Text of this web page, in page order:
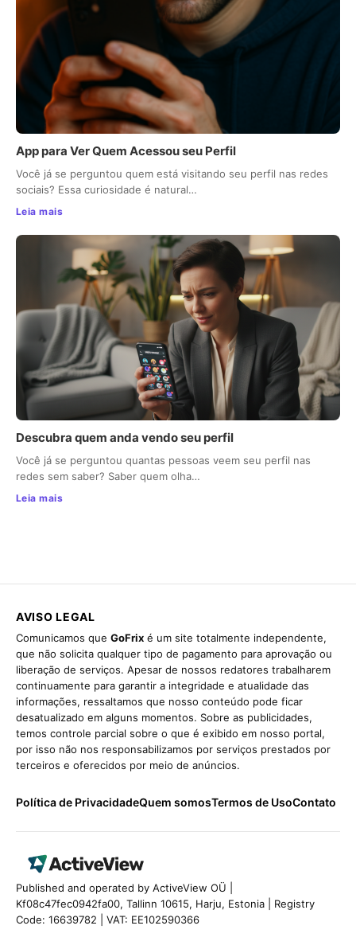
App para Ver Quem Acessou seu Perfil
Você já se perguntou quem está visitando seu perfil nas redes
sociais? Essa curiosidade é natural…
Leia mais
Descubra quem anda vendo seu perfil
Você já se perguntou quantas pessoas veem seu perfil nas
redes sem saber? Saber quem olha…
Leia mais
AVISO LEGAL
Comunicamos que GoFrix é um site totalmente independente,
que não solicita qualquer tipo de pagamento para aprovação ou
liberação de serviços. Apesar de nossos redatores trabalharem
continuamente para garantir a integridade e atualidade das
informações, ressaltamos que nosso conteúdo pode ficar
desatualizado em alguns momentos. Sobre as publicidades,
temos controle parcial sobre o que é exibido em nosso portal,
por isso não nos responsabilizamos por serviços prestados por
terceiros e oferecidos por meio de anúncios.
Política de PrivacidadeQuem somosTermos de UsoContato
Published and operated by ActiveView OÜ |
Kf08c47fec0942fa00, Tallinn 10615, Harju, Estonia | Registry
Code: 16639782 | VAT: EE102590366